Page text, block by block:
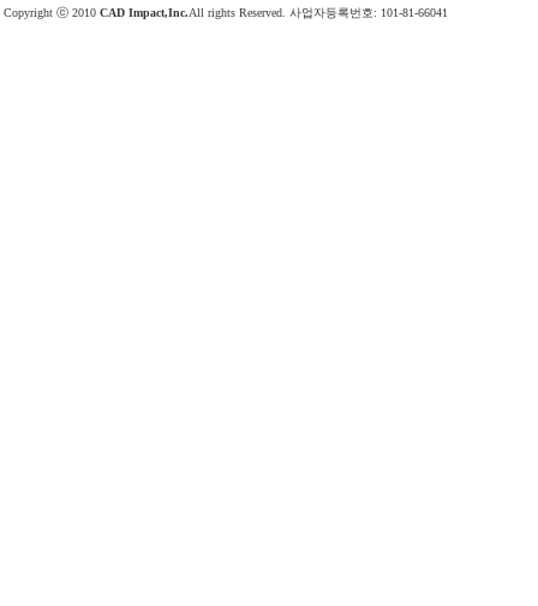
Copyright ⓒ 2010 CAD Impact,Inc.All rights Reserved. 사업자등록번호: 101-81-66041